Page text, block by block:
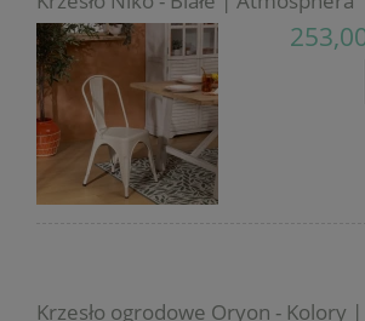
Krzesło ogrodowe Oryon - Kolory